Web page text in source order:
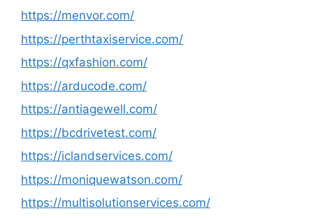
https://menvor.com/
https://perthtaxiservice.com/
https://qxfashion.com/
https://arducode.com/
https://antiagewell.com/
https://bcdrivetest.com/
https://iclandservices.com/
https://moniquewatson.com/
https://multisolutionservices.com/